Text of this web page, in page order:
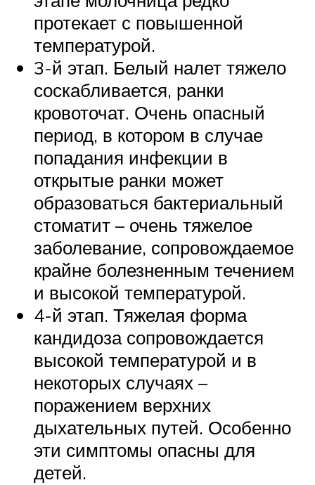
протекает с повышенной
температурой.
3-й этап. Белый налет тяжело
соскабливается, ранки
кровоточат. Очень опасный
период, в котором в случае
попадания инфекции в
открытые ранки может
образоваться бактериальный
стоматит – очень тяжелое
заболевание, сопровождаемое
крайне болезненным течением
и высокой температурой.
4-й этап. Тяжелая форма
кандидоза сопровождается
высокой температурой и в
некоторых случаях –
поражением верхних
дыхательных путей. Особенно
эти симптомы опасны для
детей.